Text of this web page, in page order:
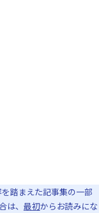
踏まえた記事集の一部
は、 最初からお読みにな